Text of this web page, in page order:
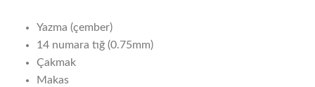
Yazma (çember)
14 numara tığ (0.75mm)
Çakmak
Makas